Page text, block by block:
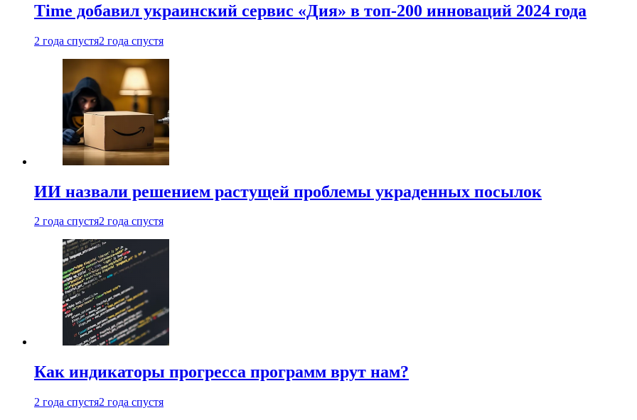
Time добавил украинский сервис «Дия» в топ-200 инноваций 2024 года
2 года спустя2 года спустя
ИИ назвали решением растущей проблемы украденных посылок
2 года спустя2 года спустя
Как индикаторы прогресса программ врут нам?
2 года спустя2 года спустя